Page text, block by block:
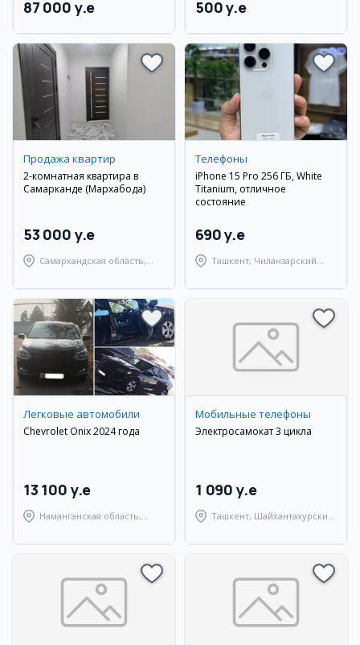
87 000 y.e 500 y.e
Продажа квартир
2-комнатная квартира в
Самарканде (Мархабода)
53 000 y.e
Самаркандская область,
Телефоны
iPhone 15 Pro 256 ГБ, White
Titanium, отличное
состояние
690 y.e
Ташкент, Чиланзарский
Легковые автомобили
Chevrolet Onix 2024 года
13 100 y.e
Наманганская область,
Мобильные телефоны
Электросамокат 3 цикла
1 090 y.e
Ташкент, Шайхантахурский